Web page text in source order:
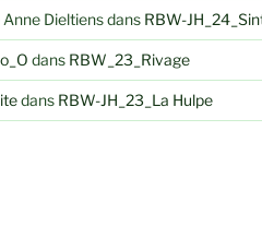
Anne Dieltiensdans RBW-
dans RBW_23_Rivage
dans RBW-JH_23_La Hulpe